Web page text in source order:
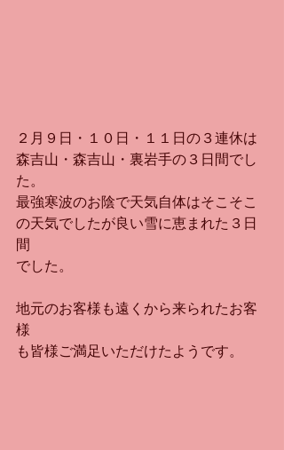
２月９日・１０日・１１日の３連休は
森吉山・森吉山・裏岩手の３日間でし
た。
最強寒波のお陰で天気自体はそこそこ
の天気でしたが良い雪に恵まれた３日
間
でした。
地元のお客様も遠くから来られたお客
様
も皆様ご満足いただけたようです。